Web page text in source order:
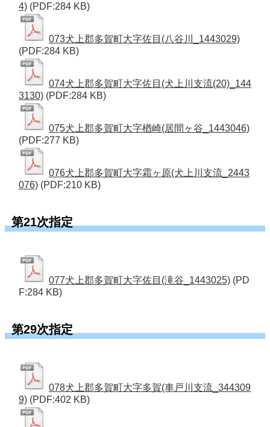
4) (PDF:284 KB)
073犬上郡多賀町大字佐目(八谷川_1443029)
(PDF:284 KB)
074犬上郡多賀町大字佐目(犬上川支流(20)_144
3130) (PDF:284 KB)
075犬上郡多賀町大字楢崎(居間ヶ谷_1443046)
(PDF:277 KB)
076犬上郡多賀町大字霜ヶ原(犬上川支流_2443
076) (PDF:210 KB)
第21次指定
077犬上郡多賀町大字佐目(滝谷_1443025) (PD
F:284 KB)
第29次指定
078犬上郡多賀町大字多賀(車戸川支流_344309
9) (PDF:402 KB)